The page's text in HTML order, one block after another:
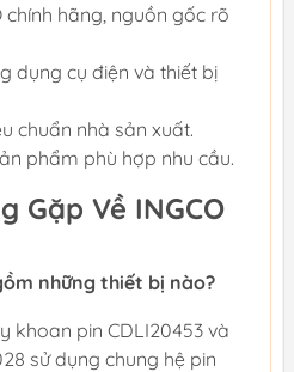
chính hãng, nguồn gốc rõ
dụng cụ điện và thiết bị
chuẩn nhà sản xuất.
phẩm phù hợp nhu cầu.
Gặp Về INGCO
những thiết bị nào?
khoan pin CDLI20453 và
sử dụng chung hệ pin